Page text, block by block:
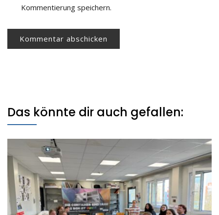
Kommentierung speichern.
Das könnte dir auch gefallen: